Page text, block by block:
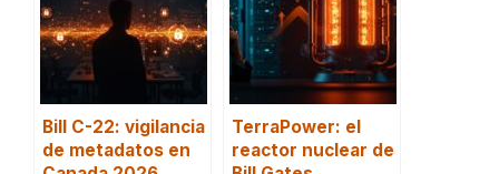
Bill C-22: vigilancia
de metadatos en
TerraPower: el
reactor nuclear de